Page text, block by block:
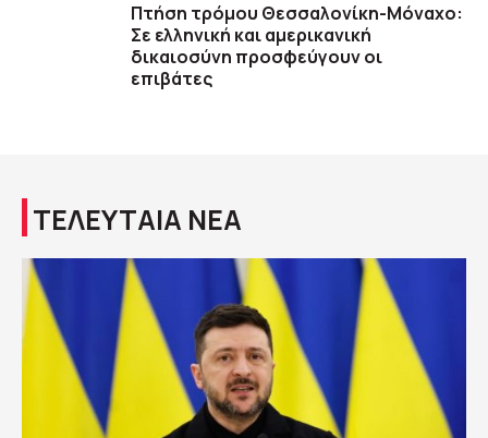
Πτήση τρόμου Θεσσαλονίκη-Μόναχο:
Σε ελληνική και αμερικανική
δικαιοσύνη προσφεύγουν οι
επιβάτες
ΤΕΛΕΥΤΑΙΑ ΝΕΑ